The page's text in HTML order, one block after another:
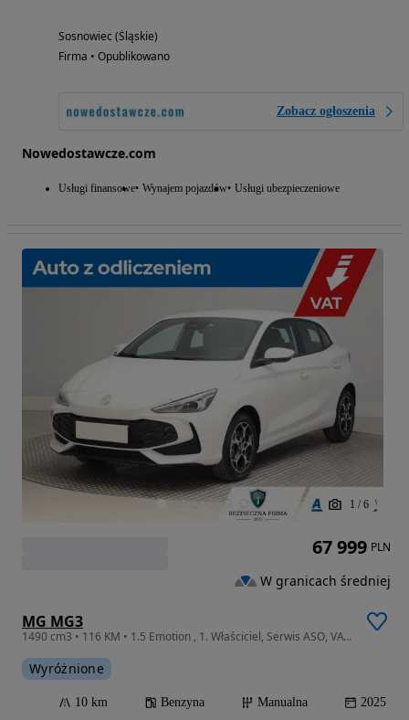
Sosnowiec (Śląskie)
Firma • Opublikowano
Zobacz ogłoszenia
Nowedostawcze.com
Usługi finansowe Wynajem pojazdów Usługi ubezpieczeniowe
1 / 6
MG MG3
1490 cm3 • 116 KM • 1.5 Emotion , 1. Właściciel, Serwis ASO, VAT 23%, Navi, Klima,
Wyróżnione
10 km Benzyna Manualna 2025
67 999 PLN
W granicach średniej